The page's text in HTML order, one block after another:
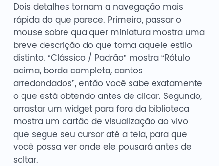
Dois detalhes tornam a navegação mais
rápida do que parece. Primeiro, passar o
mouse sobre qualquer miniatura mostra uma
breve descrição do que torna aquele estilo
distinto. “Clássico / Padrão” mostra “Rótulo
acima, borda completa, cantos
arredondados”, então você sabe exatamente
o que está obtendo antes de clicar. Segundo,
arrastar um widget para fora da biblioteca
mostra um cartão de visualização ao vivo
que segue seu cursor até a tela, para que
você possa ver onde ele pousará antes de
soltar.